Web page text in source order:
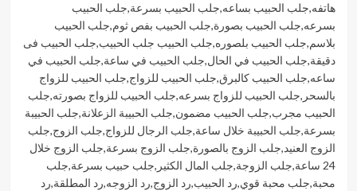
هاتفه,جلب الحبيب بساعه,جلب الحبيب بسرعة,جلب الحبيب
بسرعه,جلب الحبيب بصورة,جلب الحبيب بفص ثوم,جلب الحبيب
بلاسم,جلب الحبيب بلصوره,جلب الحبيب جلب الحبيب,جلب الحبيب فى
دقيقة,جلب الحبيب في الحال,جلب الحبيب في ساعة,جلب الحبيب في
ساعه,جلب الحبيب كالبرق,جلب الحبيب للزواج,جلب الحبيب للزواج
بالسحر ,جلب الحبيب للزواج بسرعه,جلب الحبيب للزواج بصورته,جلب
الحبيب مجرب,جلب الحبيب مضمون,جلب الحبيبة الزعلانة,جلب الحبيبة
بسرعة,جلب الحبيبة خلال ساعة,جلب الرجال للزواج,جلب الزوج,جلب
الزوج العنيد,جلب الزوج بالصورة,جلب الزوج بسرعة,جلب الزوج خلال
24 ساعة
,جلب الزوجة,جلب المال الكثير ,جلب حبيب بسرعة,جلب
محبة,جلب محبة قوي,رد الحبيب,رد الزوج,رد الزوجه,رد المطلقة,رد